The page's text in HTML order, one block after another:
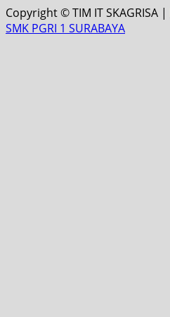
Copyright © TIM IT SKAGRISA |
SMK PGRI 1 SURABAYA